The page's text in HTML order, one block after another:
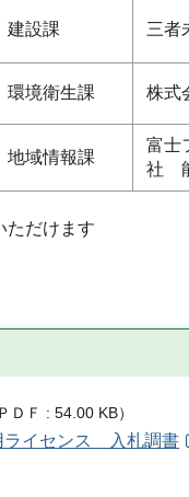
建設課 三者
環境衛生課 株式
地域情報課
富士
社
だけます
ＰＤＦ 54.00 KB）
ライセンス 入札調書